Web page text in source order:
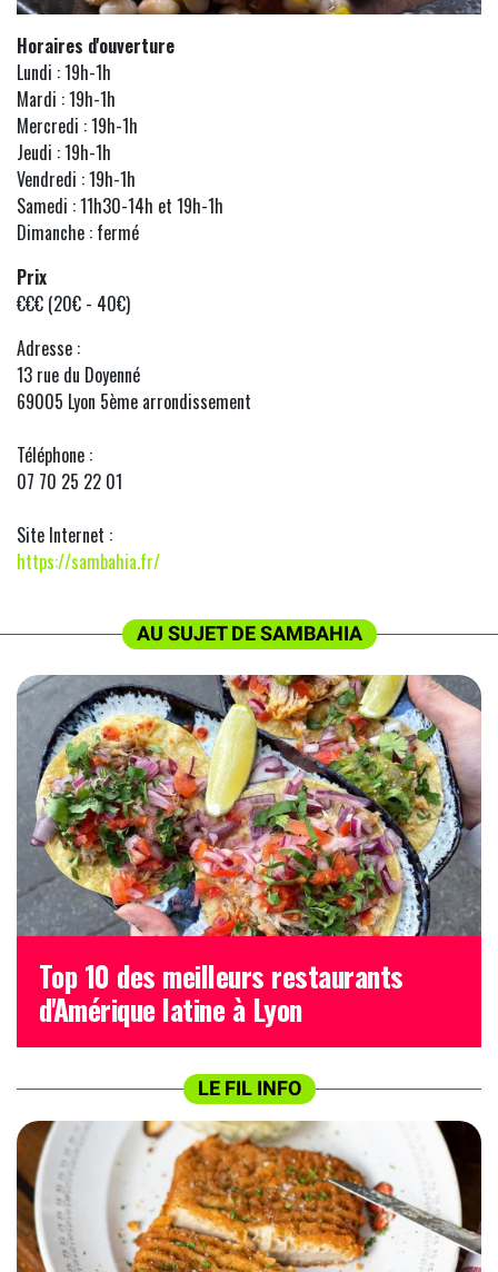
Horaires d'ouverture
Lundi : 19h-1h
Mardi : 19h-1h
Mercredi : 19h-1h
Jeudi : 19h-1h
Vendredi : 19h-1h
Samedi : 11h30-14h et 19h-1h
Dimanche : fermé
Prix
€€€ (20€ - 40€)
Adresse :
13 rue du Doyenné
69005 Lyon 5ème arrondissement
Téléphone :
07 70 25 22 01
Site Internet :
https://sambahia.fr/
AU SUJET DE SAMBAHIA
Top 10 des meilleurs restaurants
d'Amérique latine à Lyon
LE FIL INFO